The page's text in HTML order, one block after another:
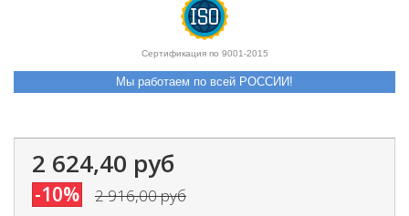
Сертификация по 9001-2015
Мы работаем по всей РОССИИ!
2 624,40 руб
-10% 2 916,00 руб